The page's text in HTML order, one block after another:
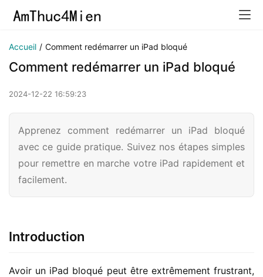
Accueil / Comment redémarrer un iPad bloqué
Comment redémarrer un iPad bloqué
2024-12-22 16:59:23
Apprenez comment redémarrer un iPad bloqué
avec ce guide pratique. Suivez nos étapes simples
pour remettre en marche votre iPad rapidement et
facilement.
Introduction
Avoir un iPad bloqué peut être extrêmement frustrant,